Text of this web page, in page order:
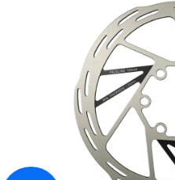
hvězdiček.